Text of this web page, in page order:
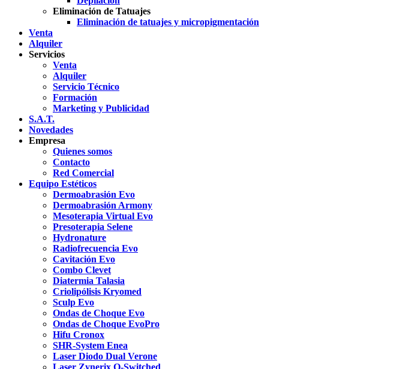
Eliminación de Tatuajes
Eliminación de tatuajes y micropigmentación
Venta
Alquiler
Servicios
Venta
Alquiler
Servicio Técnico
Formación
Marketing y Publicidad
S.A.T.
Novedades
Empresa
Quienes somos
Contacto
Red Comercial
Equipo Estéticos
Dermoabrasión Evo
Dermoabrasión Armony
Mesoterapia Virtual Evo
Presoterapia Selene
Hydronature
Radiofrecuencia Evo
Cavitación Evo
Combo Clevet
Diatermia Talasia
Criolipólisis Kryomed
Sculp Evo
Ondas de Choque Evo
Ondas de Choque EvoPro
Hifu Cronox
SHR-System Enea
Laser Diodo Dual Verone
Laser Zynerix Q-Switched